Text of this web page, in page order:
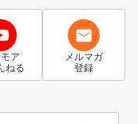
ア
ねる
メルマガ
登録